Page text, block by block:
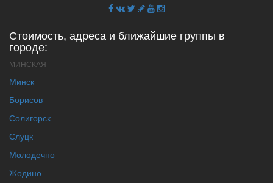
Стоимость, адреса и ближайшие группы в
городе:
МИНСКАЯ
Минск
Борисов
Солигорск
Слуцк
Молодечно
Жодино